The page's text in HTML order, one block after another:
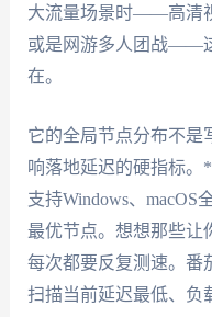
大流量场景时——高清
或是网游多人团战——
在。
它的全局节点分布不是
响落地延迟的硬指标
支持Windows、
最优节点。想想那些让
每次都要反复测速。番
扫描当前延迟最低、负